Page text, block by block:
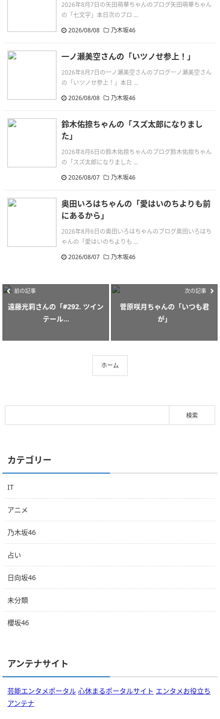
2026年8月7日の矢田萌華ちゃんのブログ矢田萌華ちゃん
の「七文字」本日次のブロ ...
2026/08/08
乃木坂46
一ノ瀬美空さんの「いツノせ参上！」
2026年8月7日の一ノ瀬美空さんのブログ一ノ瀬美空さん
の「いツノせ参上！」本日 ...
2026/08/08
乃木坂46
鈴木佑捺ちゃんの「スズ太郎になりまし
た」
2026年8月6日の鈴木佑捺ちゃんのブログ鈴木佑捺ちゃん
の「スズ太郎になりました ...
2026/08/07
乃木坂46
奥田いろはちゃんの「愛はいのちよりも前
にあるから」
2026年8月6日の奥田いろはちゃんのブログ奥田いろはち
ゃんの「愛はいのちよりも ...
2026/08/07
乃木坂46
前の記事
遠藤光莉さんの「#292. ツイン
テール...
次の記事
菅原咲月ちゃんの「いつも君
が」
ホーム
カテゴリー
IT
アニメ
乃木坂46
占い
日向坂46
未分類
櫻坂46
アンテナサイト
芸能エンタメポータル 心休まるポータルサイト エンタメお役立ち
アンテナ